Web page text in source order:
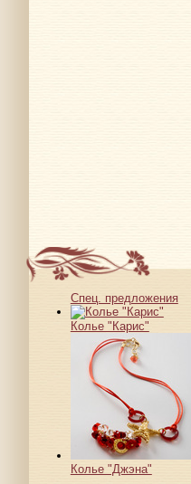
Спец. предложения
Колье "Карис"
Колье "Джэна"